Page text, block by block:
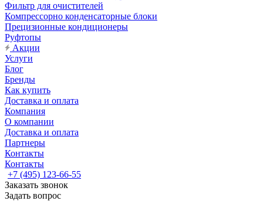
Фильтр для очистителей
Компрессорно конденсаторные блоки
Прецизионные кондиционеры
Руфтопы
Акции
Услуги
Блог
Бренды
Как купить
Доставка и оплата
Компания
О компании
Доставка и оплата
Партнеры
Контакты
Контакты
+7 (495) 123-66-55
Заказать звонок
Задать вопрос